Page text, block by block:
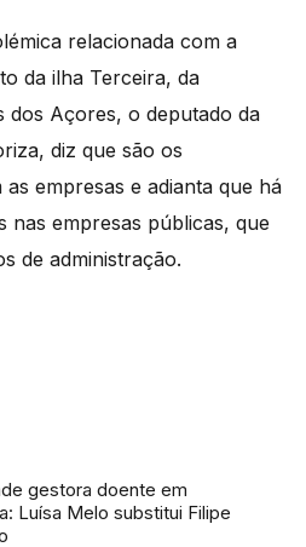
relacionada com a
da ilha Terceira, da
dos Açores, o deputado da
diz que são os
empresas e adianta que há
nas empresas públicas, que
de administração.
gestora doente em
Luísa Melo substitui Filipe